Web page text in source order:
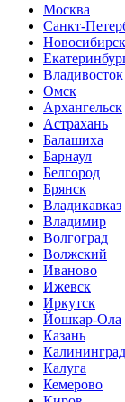
Москва
Санкт-
Новосибирск
Владивосток
Омск
Архангельск
Астрахань
Балашиха
Барнаул
Белгород
Брянск
Владикавказ
Владимир
Волгоград
Волжский
Иваново
Ижевск
Иркутск
Йошкар-Ола
Казань
Калининград
Калуга
Кемерово